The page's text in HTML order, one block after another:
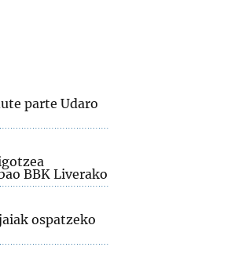
parte Udaro
BBK Liverako
ospatzeko